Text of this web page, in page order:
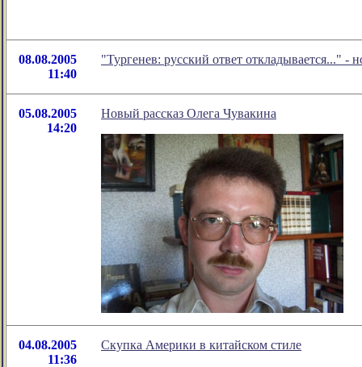
08.08.2005
11:40
"Тургенев: русский ответ откладывается..." -
05.08.2005
14:20
Новый рассказ Олега Чувакина
04.08.2005
11:36
Скупка Америки в китайском стиле